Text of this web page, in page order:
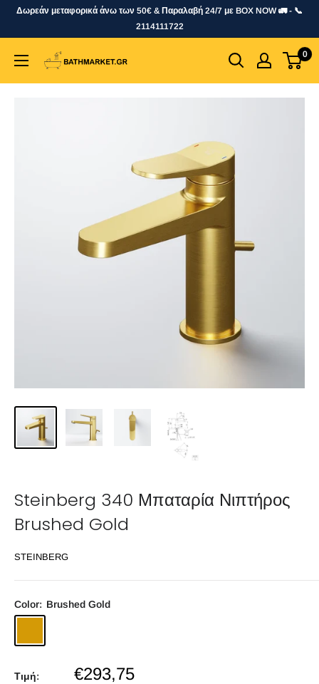
SkipΔωρεάν μεταφορικά άνω των 50€ & Παραλαβή 24/7 με BOX NOW 🚛 - 📞
2114111722
bathmarket.gr 0
Steinberg 340 Μπαταρία Νιπτήρος
Brushed Gold
STEINBERG
Color: Brushed Gold
Gold
Τιμή:
Sale
€293,75